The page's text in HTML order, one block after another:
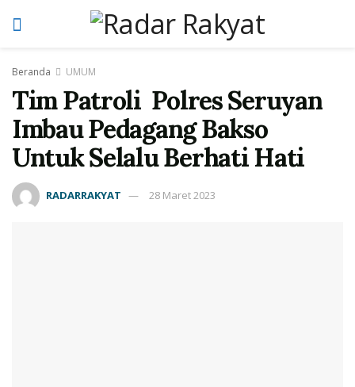
Beranda UMUM
Tim Patroli Polres Seruyan
Imbau Pedagang Bakso
Untuk Selalu Berhati Hati
RADARRAKYAT 28 Maret 2023